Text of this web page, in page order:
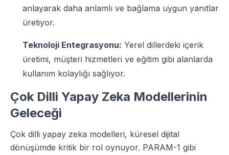
anlayarak daha anlamlı ve bağlama uygun yanıtlar
üretiyor.
Teknoloji Entegrasyonu: Yerel dillerdeki içerik
üretimi, müşteri hizmetleri ve eğitim gibi alanlarda
kullanım kolaylığı sağlıyor.
Çok Dilli Yapay Zeka Modellerinin
Geleceği
Çok dilli yapay zeka modelleri, küresel dijital
dönüşümde kritik bir rol oynuyor. PARAM-1 gibi